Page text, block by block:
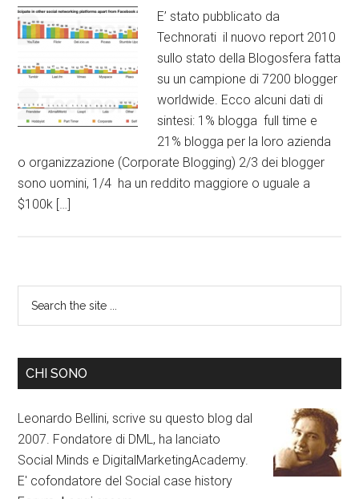
E’ stato pubblicato da
Technorati il nuovo report 2010
sullo stato della Blogosfera fatta
su un campione di 7200 blogger
worldwide. Ecco alcuni dati di
sintesi: 1% blogga full time e
21% blogga per la loro azienda
o organizzazione (Corporate Blogging) 2/3 dei blogger
sono uomini, 1/4 ha un reddito maggiore o uguale a
$100k […]
CHI SONO
Leonardo Bellini, scrive su questo blog dal
2007. Fondatore di DML, ha lanciato
Social Minds e DigitalMarketingAcademy.
E' cofondatore del Social case history